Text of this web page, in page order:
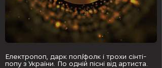
Електропоп, дарк поп/фолк і трохи сінті-
попу з України. По одній пісні від артиста.